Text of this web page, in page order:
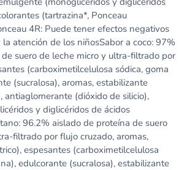
(tartrazina*, Ponceau
4R: Puede tener efectos negativos
atención de los niñosSabor a coco: 97%
suero de leche micro y ultra-filtrado por
(carboximetilcelulosa sódica, goma
(sucralosa), aromas, estabilizante
antiaglomerante (dióxido de silicio),
y diglicéridos de ácidos
96.2% aislado de proteína de suero
filtrado por flujo cruzado, aromas,
espesantes (carboximetilcelulosa
edulcorante (sucralosa), estabilizante